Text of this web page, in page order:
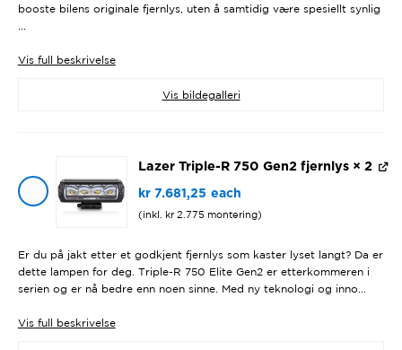
booste bilens originale fjernlys, uten å samtidig være spesiellt synlig
Visfull beskrivelse
Vis bildegalleri
Lazer Triple-R 750 Gen2 fjernlys× 2
kr7.681,25 each
(inkl. kr2.775 montering)
Er du på jakt etter et godkjent fjernlys som kaster lyset langt? Da er
dette lampen for deg. Triple-R 750 Elite Gen2 er etterkommeren i
serien og er nå bedre enn noen sinne. Med ny teknologi og inno...
Visfull beskrivelse